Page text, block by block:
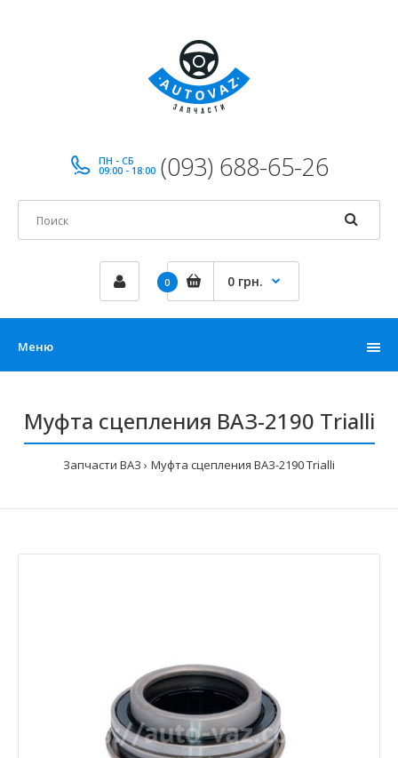
ПН - СБ
09:00 - 18:00 (093) 688-65-26
0 0 грн.
Меню
Муфта сцепления ВАЗ-2190 Trialli
Запчасти ВАЗ Муфта сцепления ВАЗ-2190 Trialli